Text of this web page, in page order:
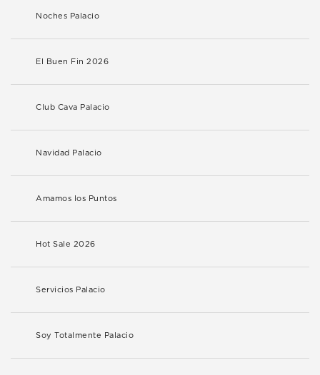
Noches Palacio
El Buen Fin 2026
Club Cava Palacio
Navidad Palacio
Amamos los Puntos
Hot Sale 2026
Servicios Palacio
Soy Totalmente Palacio